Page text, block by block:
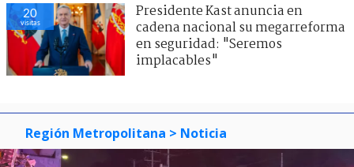
20
visitas
Presidente Kast anuncia en
cadena nacional su megarreforma
en seguridad: "Seremos
implacables"
Región Metropolitana > Noticia